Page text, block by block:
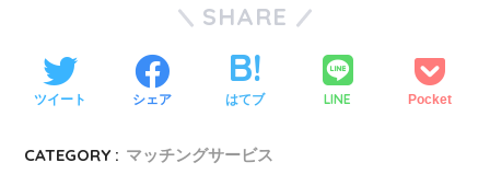
SHARE
ツイート シェア はてブ LINE Pocket
CATEGORY : マッチングサービス